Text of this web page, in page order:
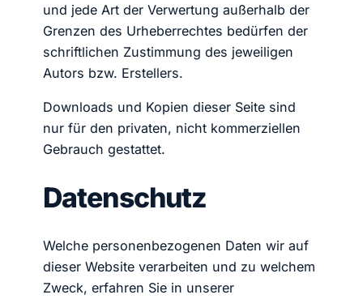
und jede Art der Verwertung außerhalb der
Grenzen des Urheberrechtes bedürfen der
schriftlichen Zustimmung des jeweiligen
Autors bzw. Erstellers.
Downloads und Kopien dieser Seite sind
nur für den privaten, nicht kommerziellen
Gebrauch gestattet.
Datenschutz
Welche personenbezogenen Daten wir auf
dieser Website verarbeiten und zu welchem
Zweck, erfahren Sie in unserer